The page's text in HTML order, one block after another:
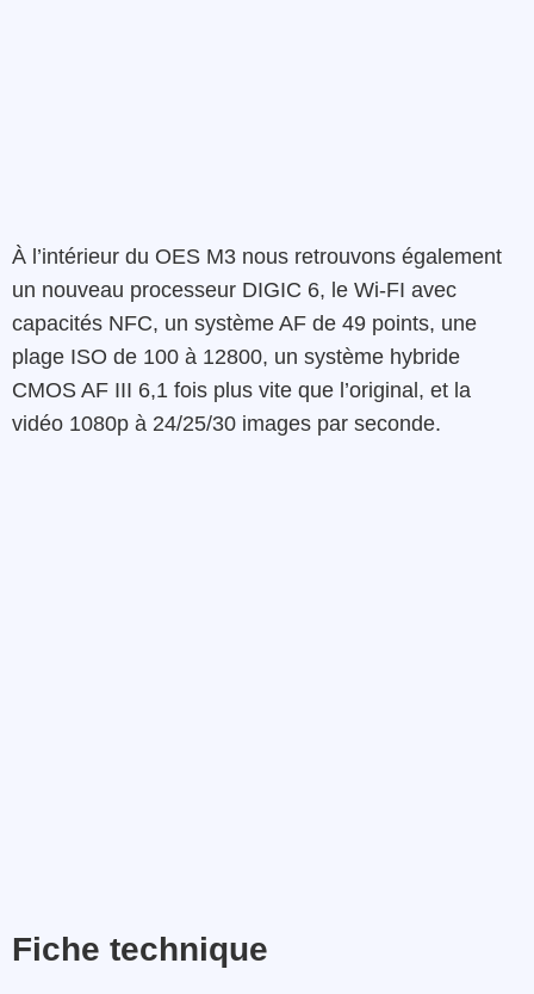
À l’intérieur du OES M3 nous retrouvons également
un nouveau processeur DIGIC 6, le Wi-FI avec
capacités NFC, un système AF de 49 points, une
plage ISO de 100 à 12800, un système hybride
CMOS AF III 6,1 fois plus vite que l’original, et la
vidéo 1080p à 24/25/30 images par seconde.
Fiche technique